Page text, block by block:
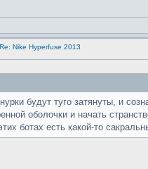
Re: Nike Hyperfuse 2013
будут туго затянуты, и
оболочки и начать
ботах есть какой-то